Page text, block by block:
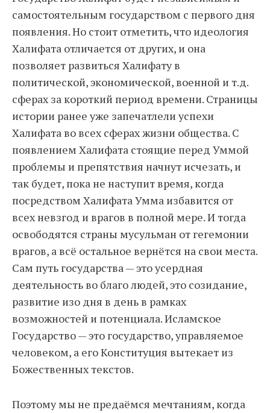
самостоятельным государством с первого дня
появления. Но стоит отметить, что идеология
Халифата отличается от других, и она
позволяет развиться Халифату в
политической, экономической, военной и т.д.
сферах за короткий период времени. Страницы
истории ранее уже запечатлели успехи
Халифата во всех сферах жизни общества. С
появлением Халифата стоящие перед Уммой
проблемы и препятствия начнут исчезать, и
так будет, пока не наступит время, когда
посредством Халифата Умма избавится от
всех невзгод и врагов в полной мере. И тогда
освободятся страны мусульман от гегемонии
врагов, а всё остальное вернётся на свои места.
Сам путь государства — это усердная
деятельность во благо людей, это созидание,
развитие изо дня в день в рамках
возможностей и потенциала. Исламское
Государство — это государство, управляемое
человеком, а его Конституция вытекает из
Божественных текстов.
Поэтому мы не предаёмся мечтаниям, когда